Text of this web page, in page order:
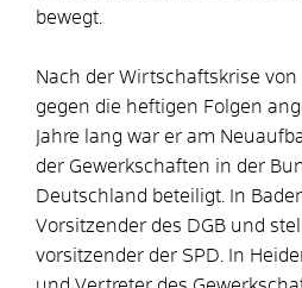
bewegt.
Nach der Wirtschaftskrise
gegen die heftigen Folgen
Jahre lang war er am
der Gewerkschaften in der
Deutschland beteiligt. In
Vorsitzender des DGB und
vorsitzender der SPD. In